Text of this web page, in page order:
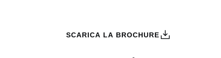
SCARICA LA BROCHURE